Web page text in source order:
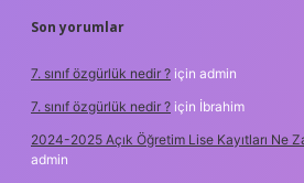
Son yorumlar
7. sınıf özgürlük nedir ? için admin
7. sınıf özgürlük nedir ? için İbrahim
2024-2025 Açık Öğretim Lise Kayıtları Ne
admin